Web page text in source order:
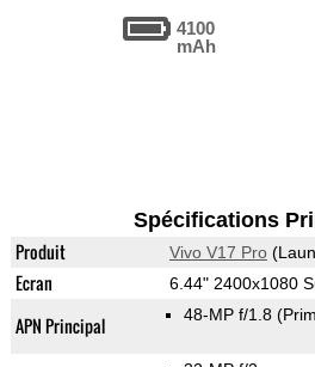
4100
mAh
Spécifications
Produit Vivo V17 Pro
Ecran 6.44" 2400x1080
APN Principal 48-MP f/1.8